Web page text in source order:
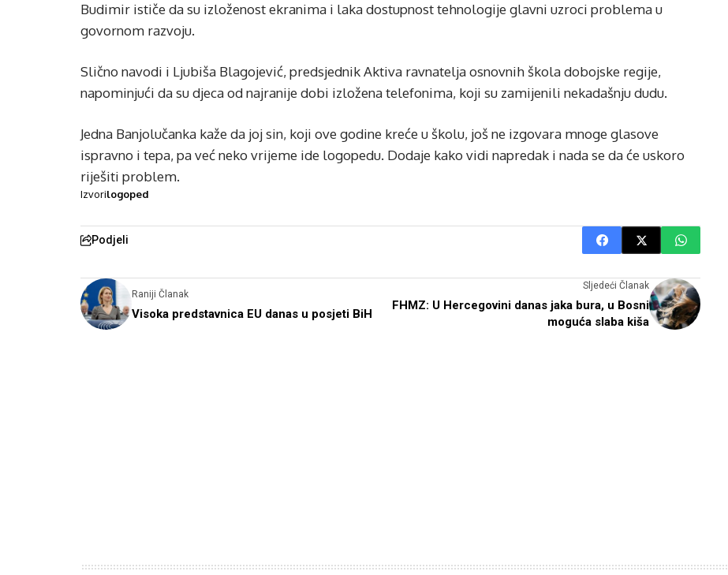
Budimir ističe da su izloženost ekranima i laka dostupnost tehnologije glavni uzroci problema u
govornom razvoju.
Slično navodi i Ljubiša Blagojević, predsjednik Aktiva ravnatelja osnovnih škola dobojske regije,
napominjući da su djeca od najranije dobi izložena telefonima, koji su zamijenili nekadašnju dudu.
Jedna Banjolučanka kaže da joj sin, koji ove godine kreće u školu, još ne izgovara mnoge glasove
ispravno i tepa, pa već neko vrijeme ide logopedu. Dodaje kako vidi napredak i nada se da će uskoro
riješiti problem.
Izvorilogoped
Podjeli
Raniji Članak
Visoka predstavnica EU danas u posjeti BiH
Sljedeći Članak
FHMZ: U Hercegovini danas jaka bura, u Bosni
moguća slaba kiša